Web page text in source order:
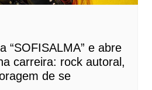
“SOFISALMA” e abre
carreira: rock autoral,
de se